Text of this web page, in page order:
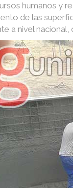
humanos y
de las
a nivel